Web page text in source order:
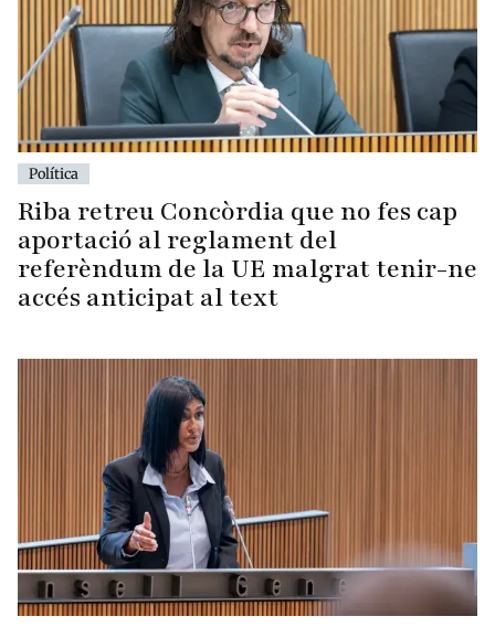
Política
Riba retreu Concòrdia que no fes cap
aportació al reglament del
referèndum de la UE malgrat tenir-ne
accés anticipat al text